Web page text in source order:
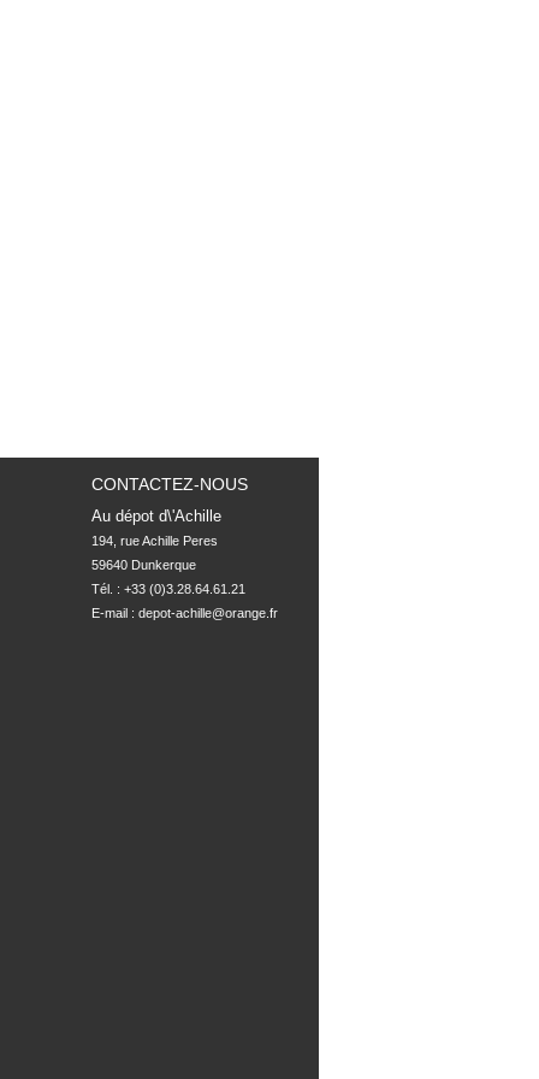
CONTACTEZ-NOUS
Au dépot d\'Achille
194, rue Achille Peres
59640 Dunkerque
Tél. : +33 (0)3.28.64.61.21
E-mail : depot-achille@orange.fr